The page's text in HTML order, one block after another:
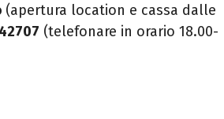
(apertura location e cassa dalle
(telefonare in orario 18.00-